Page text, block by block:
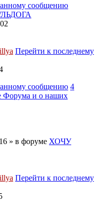
сообщению
Перейти к последнему
сообщению 4
Форума и о наших
» в форуме ХОЧУ
Перейти к последнему